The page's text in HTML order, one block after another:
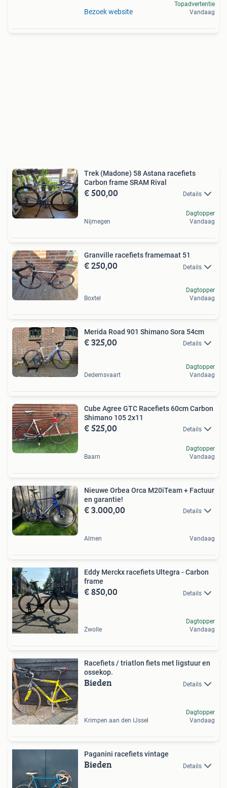
Bezoek website
Topadvertentie
Vandaag
Trek (Madone) 58 Astana racefiets
Carbon frame SRAM Rival
€ 500,00 Details
Nijmegen
Dagtopper
Vandaag
Granville racefiets framemaat 51
€ 250,00 Details
Boxtel
Dagtopper
Vandaag
Merida Road 901 Shimano Sora 54cm
€ 325,00 Details
Dedemsvaart
Dagtopper
Vandaag
Cube Agree GTC Racefiets 60cm Carbon
Shimano 105 2x11
€ 525,00 Details
Baarn
Dagtopper
Vandaag
Nieuwe Orbea Orca M20iTeam + Factuur
en garantie!
€ 3.000,00 Details
Almen Vandaag
Eddy Merckx racefiets Ultegra - Carbon
frame
€ 850,00 Details
Zwolle
Dagtopper
Vandaag
Racefiets / triatlon fiets met ligstuur en
ossekop.
Bieden Details
Krimpen aan den IJssel
Dagtopper
Vandaag
Paganini racefiets vintage
Bieden Details